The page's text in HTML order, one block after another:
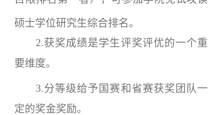
硕士学位研究生综合排名。
2.获奖成绩是学生评奖评优的一个重
要维度。
3.分等级给予国赛和省赛获奖团队一
定的奖金奖励。